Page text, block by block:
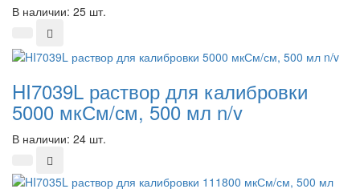
В наличии: 25 шт.
HI7039L раствор для калибровки
5000 мкСм/см, 500 мл n/v
В наличии: 24 шт.